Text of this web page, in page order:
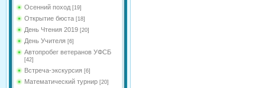
Осенний поход [19]
Открытие бюста [18]
День Чтения 2019 [20]
День Учителя [6]
Автопробег ветеранов УФСБ
[42]
Встреча-экскурсия [6]
Математический турнир [20]